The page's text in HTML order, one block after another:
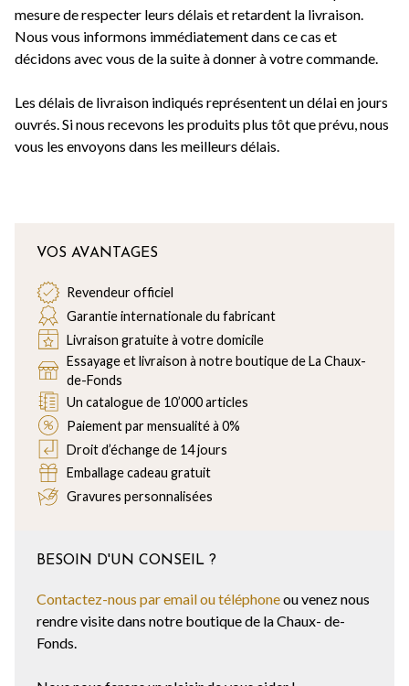
mesure de respecter leurs délais et retardent la livraison.
Nous vous informons immédiatement dans ce cas et
décidons avec vous de la suite à donner à votre commande.
Les délais de livraison indiqués représentent un délai en jours
ouvrés. Si nous recevons les produits plus tôt que prévu, nous
vous les envoyons dans les meilleurs délais.
VOS AVANTAGES
Revendeur officiel
Garantie internationale du fabricant
Livraison gratuite à votre domicile
Essayage et livraison à notre boutique de La Chaux-
de-Fonds
Un catalogue de 10’000 articles
Paiement par mensualité à 0%
Droit d’échange de 14 jours
Emballage cadeau gratuit
Gravures personnalisées
BESOIN D'UN CONSEIL ?
Contactez-nous par email ou téléphoneou venez nous
rendre visite dans notre boutique de la Chaux- de-
Fonds.